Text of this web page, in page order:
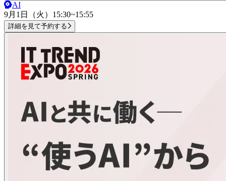
AI
9月1日（火） 15:30~15:55
詳細を見て予約する